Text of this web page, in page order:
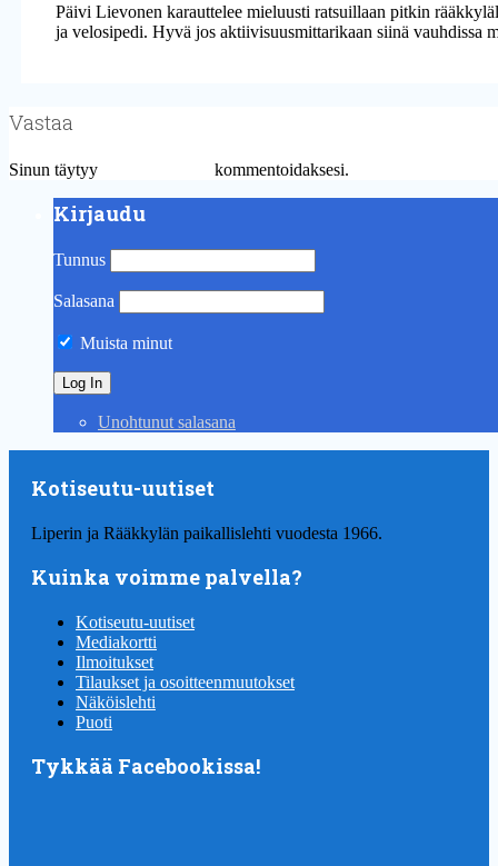
Päivi Lievonen karauttelee mieluusti ratsuillaan pitkin
ja velosipedi. Hyvä jos aktiivisuusmittarikaan siinä vauhdissa
Vastaa
Sinun täytyy kommentoidaksesi.
Kirjaudu
Tunnus
Salasana
Muista minut
Unohtunut salasana
Kotiseutu-uutiset
Liperin ja Rääkkylän paikallislehti vuodesta 1966.
Kuinka voimme palvella?
Kotiseutu-uutiset
Mediakortti
Ilmoitukset
Tilaukset ja osoitteenmuutokset
Näköislehti
Puoti
Tykkää Facebookissa!